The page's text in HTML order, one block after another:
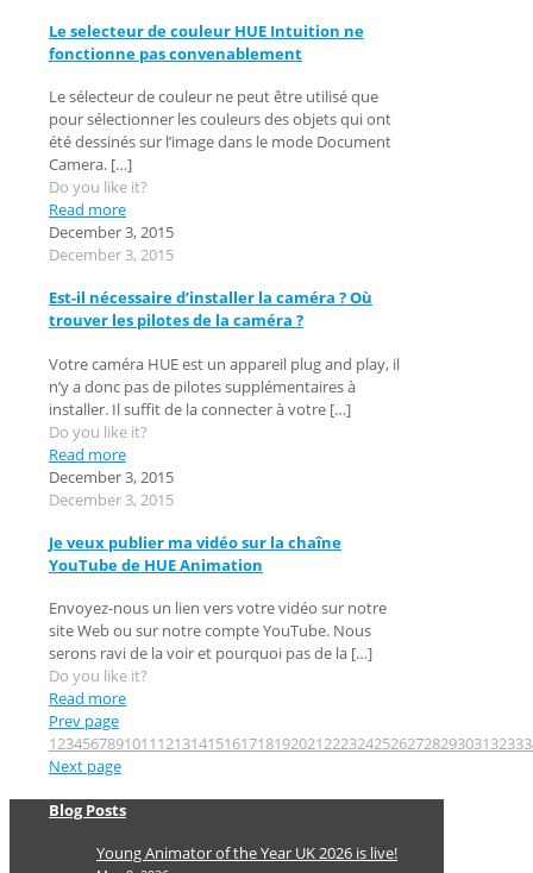
Le selecteur de couleur HUE Intuition ne
fonctionne pas convenablement
Le sélecteur de couleur ne peut être utilisé que
pour sélectionner les couleurs des objets qui ont
été dessinés sur l’image dans le mode Document
Camera. […]
Do you like it?
Read more
December 3, 2015
December 3, 2015
Est-il nécessaire d’installer la caméra ? Où
trouver les pilotes de la caméra ?
Votre caméra HUE est un appareil plug and play, il
n’y a donc pas de pilotes supplémentaires à
installer. Il suffit de la connecter à votre […]
Do you like it?
Read more
December 3, 2015
December 3, 2015
Je veux publier ma vidéo sur la chaîne
YouTube de HUE Animation
Envoyez-nous un lien vers votre vidéo sur notre
site Web ou sur notre compte YouTube. Nous
serons ravi de la voir et pourquoi pas de la […]
Do you like it?
Read more
Prev page
123456789101112131415161718192021222324252627282930313233
Next page
Blog Posts
Young Animator of the Year UK 2026 is live!